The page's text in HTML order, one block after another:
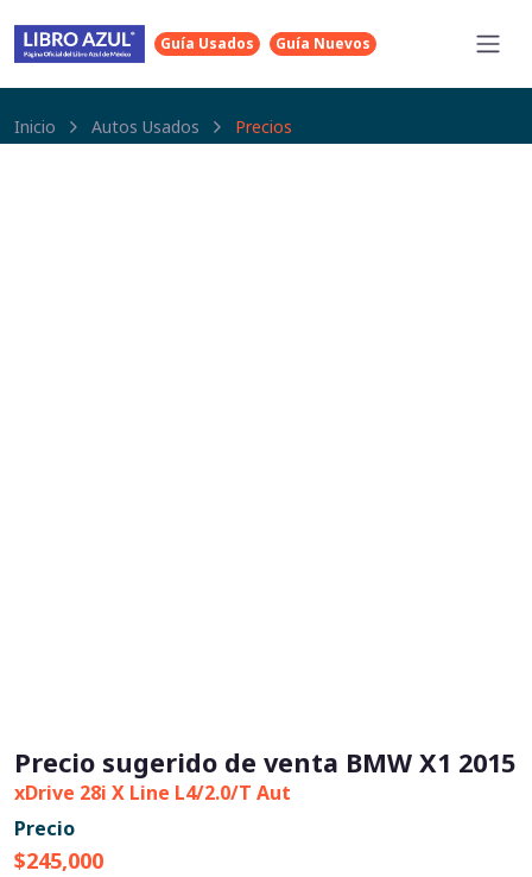
Guía Usados Guía Nuevos
Inicio Autos Usados Precios
Precio sugerido de venta BMW X1 2015
xDrive 28i X Line L4/2.0/T Aut
Precio
$245,000